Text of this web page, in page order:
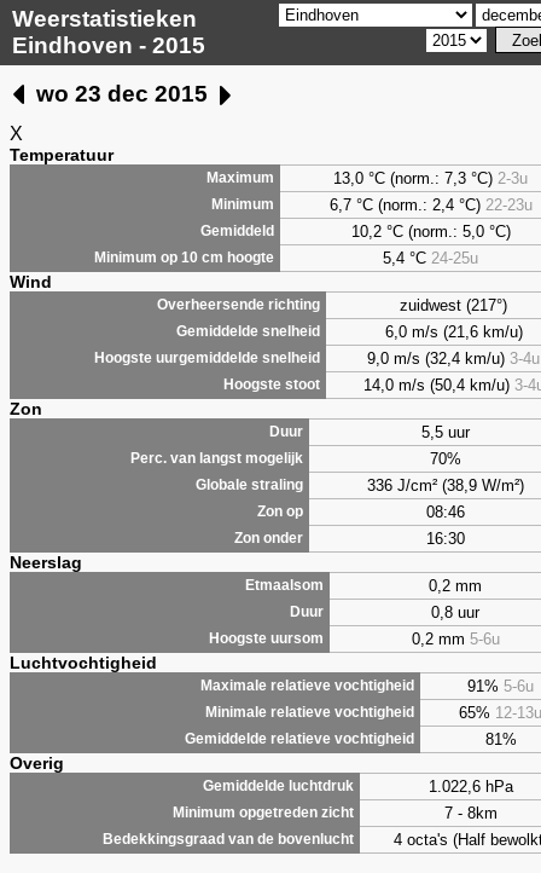
Weerstatistieken
Eindhoven - 2015
wo 23 dec 2015
X
Temperatuur
Maximum 13,0 °C (norm.: 7,3 °C) 2-3u
Minimum 6,7°C (norm.: 2,4 °C) 22-23u
Gemiddeld 10,2 °C (norm.: 5,0 °C)
Minimum op 10 cm hoogte 5,4 °C 24-25u
Wind
Overheersende richting zuidwest (217°)
Gemiddelde snelheid 6,0 m/s (21,6 km/u)
Hoogste uurgemiddelde snelheid 9,0 m/s (32,4 km/u) 3-4u
Hoogste stoot 14,0 m/s (50,4 km/u) 3-
Zon
Duur 5,5 uur
Perc. van langst mogelijk 70%
Globale straling 336 J/cm² (38,9 W/m²)
Zon op 08:46
Zon onder 16:30
Neerslag
Etmaalsom 0,2 mm
Duur 0,8 uur
Hoogste uursom 0,2 mm 5-6u
Luchtvochtigheid
Maximale relatieve vochtigheid 91% 5-6u
Minimale relatieve vochtigheid 65% 12-13u
Gemiddelde relatieve vochtigheid 81%
Overig
Gemiddelde luchtdruk 1.022,6 hPa
Minimum opgetreden zicht 7 - 8km
Bedekkingsgraad van de bovenlucht 4 octa's (Half